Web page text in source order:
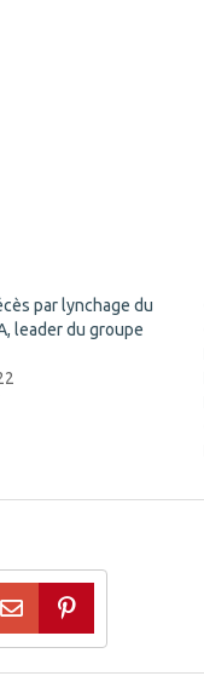
par lynchage du
leader du groupe